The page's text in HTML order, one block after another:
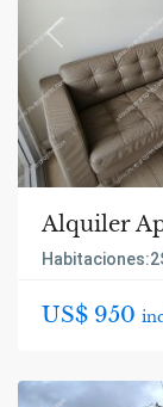
Previous
Alquiler
Habitaciones:2
US$ 950